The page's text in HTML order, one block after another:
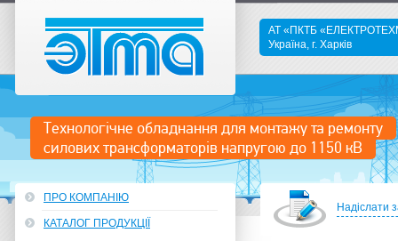
Технологічне обладнання для монтажу та ремонту
силових трансформаторів напругою до 1150 кВ
АТ «ПКТБ
Україна, г. Харків
Надіслати
ПРО КОМПАНІЮ
КАТАЛОГ ПРОДУКЦІЇ